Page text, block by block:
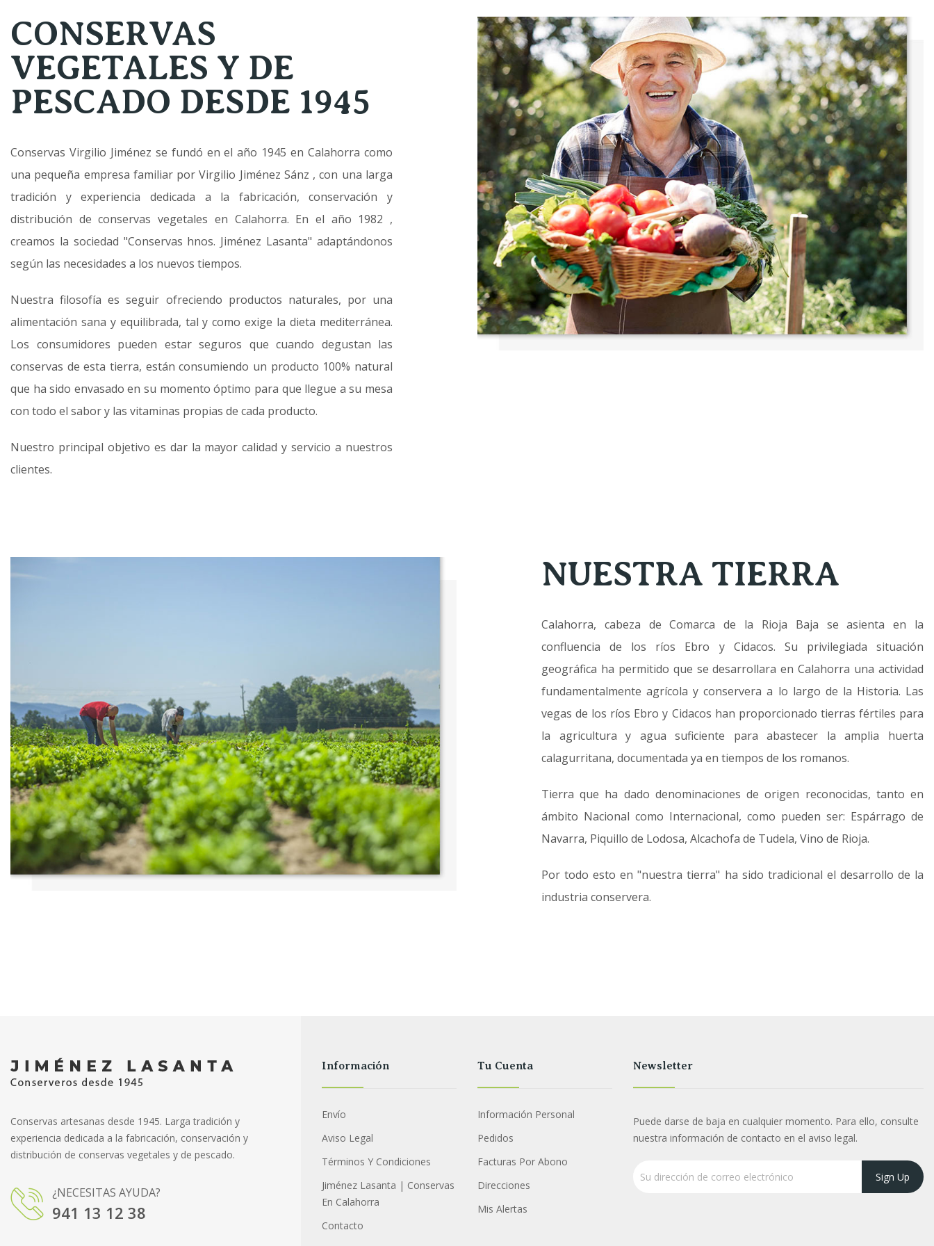
CONSERVAS
VEGETALES Y DE
PESCADO DESDE 1945
Conservas Virgilio Jiménez se fundó en el año 1945 en Calahorra como
una pequeña empresa familiar por Virgilio Jiménez Sánz , con una larga
tradición y experiencia dedicada a la fabricación, conservación y
distribución de conservas vegetales en Calahorra. En el año 1982 ,
creamos la sociedad "Conservas hnos. Jiménez Lasanta" adaptándonos
según las necesidades a los nuevos tiempos.
Nuestra filosofía es seguir ofreciendo productos naturales, por una
alimentación sana y equilibrada, tal y como exige la dieta mediterránea.
Los consumidores pueden estar seguros que cuando degustan las
conservas de esta tierra, están consumiendo un producto 100% natural
que ha sido envasado en su momento óptimo para que llegue a su mesa
con todo el sabor y las vitaminas propias de cada producto.
Nuestro principal objetivo es dar la mayor calidad y servicio a nuestros
clientes.
NUESTRA TIERRA
Calahorra, cabeza de Comarca de la Rioja Baja se asienta en la
confluencia de los ríos Ebro y Cidacos. Su privilegiada situación
geográfica ha permitido que se desarrollara en Calahorra una actividad
fundamentalmente agrícola y conservera a lo largo de la Historia. Las
vegas de los ríos Ebro y Cidacos han proporcionado tierras fértiles para
la agricultura y agua suficiente para abastecer la amplia huerta
calagurritana, documentada ya en tiempos de los romanos.
Tierra que ha dado denominaciones de origen reconocidas, tanto en
ámbito Nacional como Internacional, como pueden ser: Espárrago de
Navarra, Piquillo de Lodosa, Alcachofa de Tudela, Vino de Rioja.
Por todo esto en "nuestra tierra" ha sido tradicional el desarrollo de la
industria conservera.
Conservas artesanas desde 1945. Larga tradición y
experiencia dedicada a la fabricación, conservación y
distribución de conservas vegetales y de pescado.
¿NECESITAS AYUDA?
941 13 12 38
Información
Envío
Aviso Legal
Términos Y Condiciones
Jiménez Lasanta | Conservas
En Calahorra
Contacto
Tu Cuenta
Información Personal
Pedidos
Facturas Por Abono
Direcciones
Mis Alertas
Newsletter
Puede darse de baja en cualquier momento. Para ello, consulte
nuestra información de contacto en el aviso legal.